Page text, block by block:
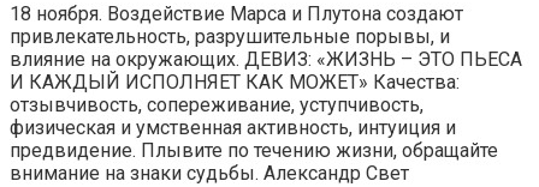
18 ноября. Воздействие Марса и Плутона создают
привлекательность, разрушительные порывы, и
влияние на окружающих. ДЕВИЗ: «ЖИЗНЬ – ЭТО ПЬЕСА
И КАЖДЫЙ ИСПОЛНЯЕТ КАК МОЖЕТ» Качества:
отзывчивость, сопереживание, уступчивость,
физическая и умственная активность, интуиция и
предвидение. Плывите по течению жизни, обращайте
внимание на знаки судьбы. Александр Свет